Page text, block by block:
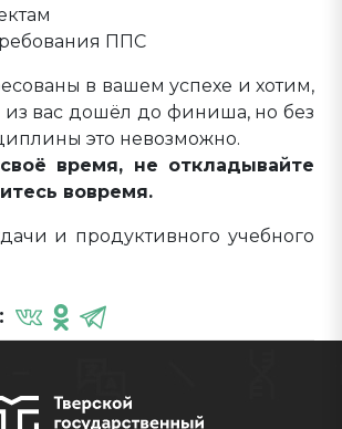
ППС
в вашем успехе и хотим,
вас дошёл до финиша, но без
это невозможно.
время, не откладывайте
вовремя.
и продуктивного учебного